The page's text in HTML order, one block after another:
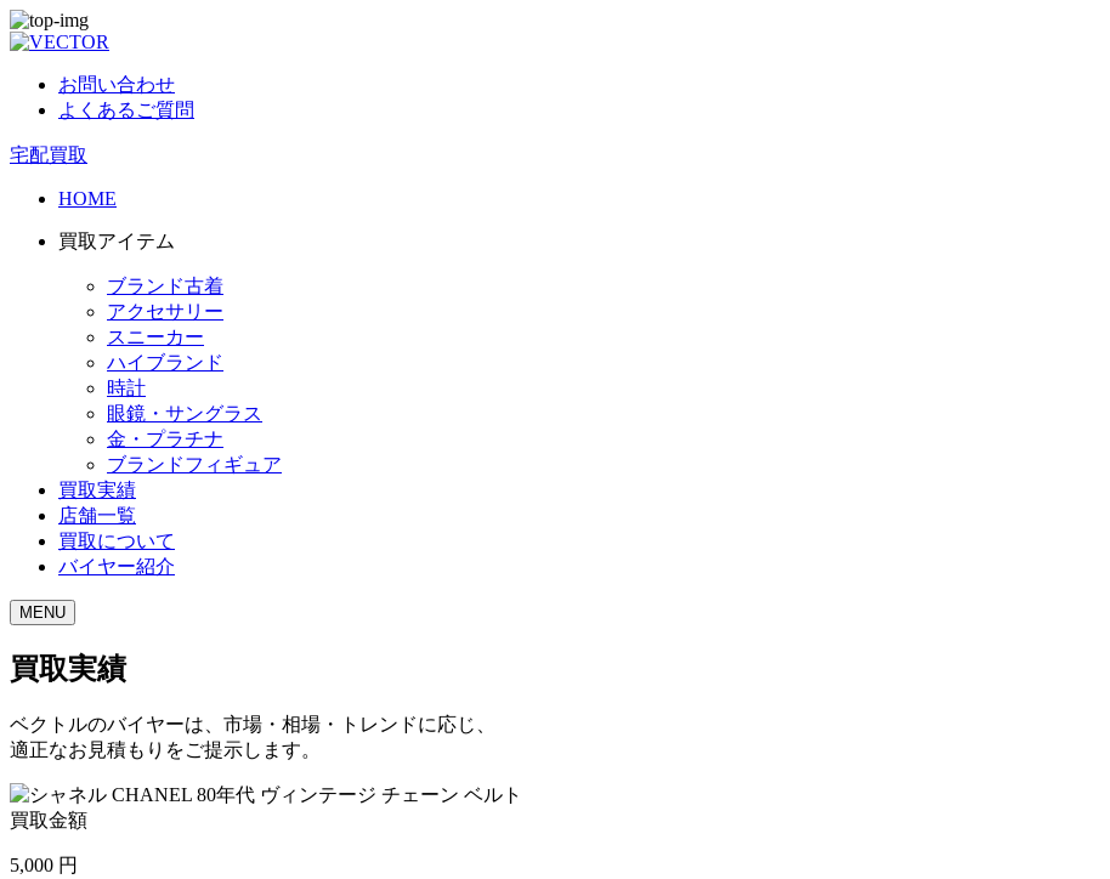
お問い合わせ
よくあるご質問
宅配買取
HOME
買取アイテム
ブランド古着
アクセサリー
スニーカー
ハイブランド
時計
眼鏡・サングラス
金・プラチナ
ブランドフィギュア
買取実績
店舗一覧
買取について
バイヤー紹介
MENU
買取実績
ベクトルのバイヤーは、市場・相場・トレンドに応じ、
適正なお見積もりをご提示します。
買取金額
5,000 円